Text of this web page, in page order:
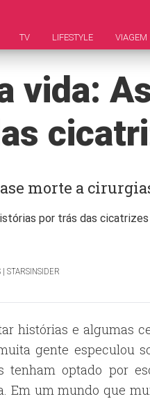
TV LIFESTYLE VIAGEM
vida:
morte a
STARSINSIDER
histórias e algumas
gente especulou
tenham optado por
Em um mundo que